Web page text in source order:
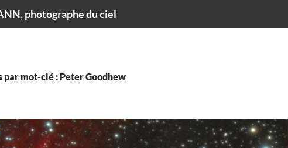
photographe du ciel
par mot-clé : Peter Goodhew